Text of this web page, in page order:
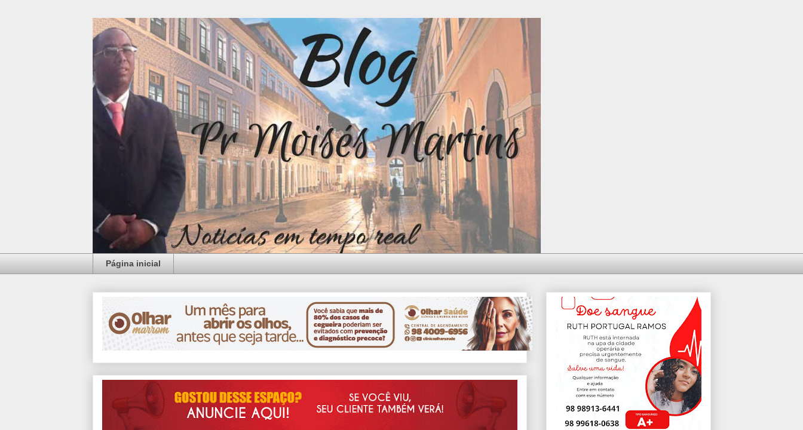
Página inicial